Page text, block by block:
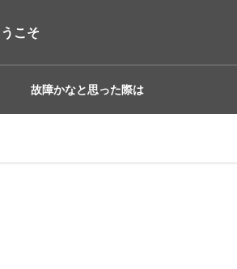
こそ
故障かなと思った際は